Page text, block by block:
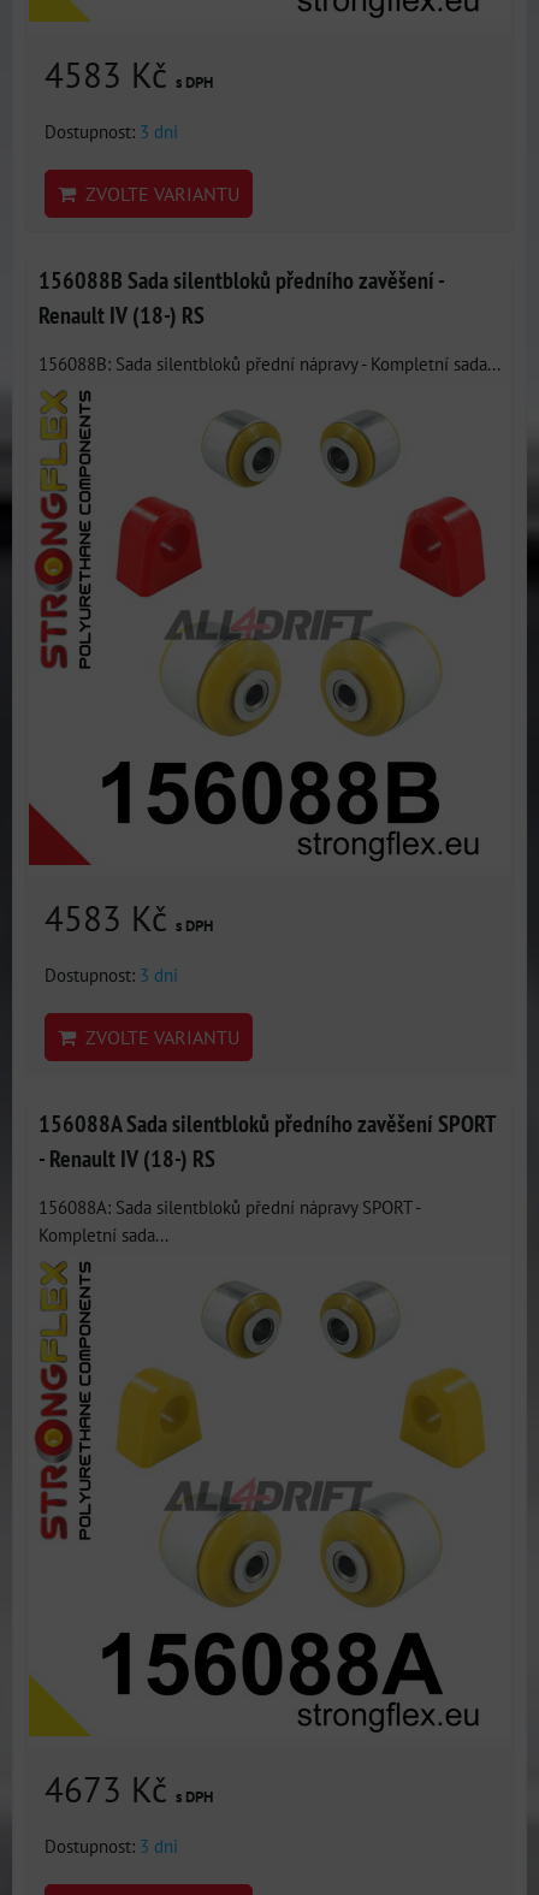
4583 Kč s DPH
Dostupnost: 3 dni
ZVOLTE VARIANTU
156088B Sada silentbloků předního zavěšení -
Renault IV (18-) RS
156088B: Sada silentbloků přední nápravy - Kompletní sada...
4583 Kč s DPH
Dostupnost: 3 dni
ZVOLTE VARIANTU
156088A Sada silentbloků předního zavěšení SPORT
- Renault IV (18-) RS
156088A: Sada silentbloků přední nápravy SPORT -
Kompletní sada...
4673 Kč s DPH
Dostupnost: 3 dni